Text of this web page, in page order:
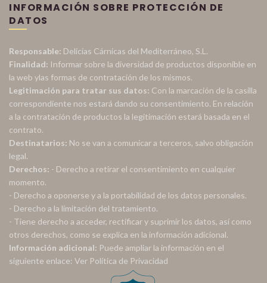
INFORMACIÓN SOBRE PROTECCIÓN DE
DATOS
Responsable: Delicias Cárnicas del Mediterráneo, S.L.
Finalidad: Informar sobre la diversidad de productos disponible en
la web ylas formas de contratación de los mismos.
Legitimación para tratar sus datos: Con la marcación de la casilla
correspondiente nos estará dando su consentimiento. En relación
a la contratación de productos la legitimación estará basada en el
contrato.
Destinatarios: No se van a comunicar a terceros, salvo obligación
legal.
Derechos: - Derecho a retirar el consentimiento en cualquier
momento.
- Derecho a oponerse y a la portabilidad de los datos personales.
- Derecho a la limitación del tratamiento.
- Tiene derecho a acceder, rectificar y suprimir los datos, así como
otros derechos, como se explica en la información adicional.
Información adicional: Puede ampliar la información en el
siguiente enlace: Ver Política de Privacidad